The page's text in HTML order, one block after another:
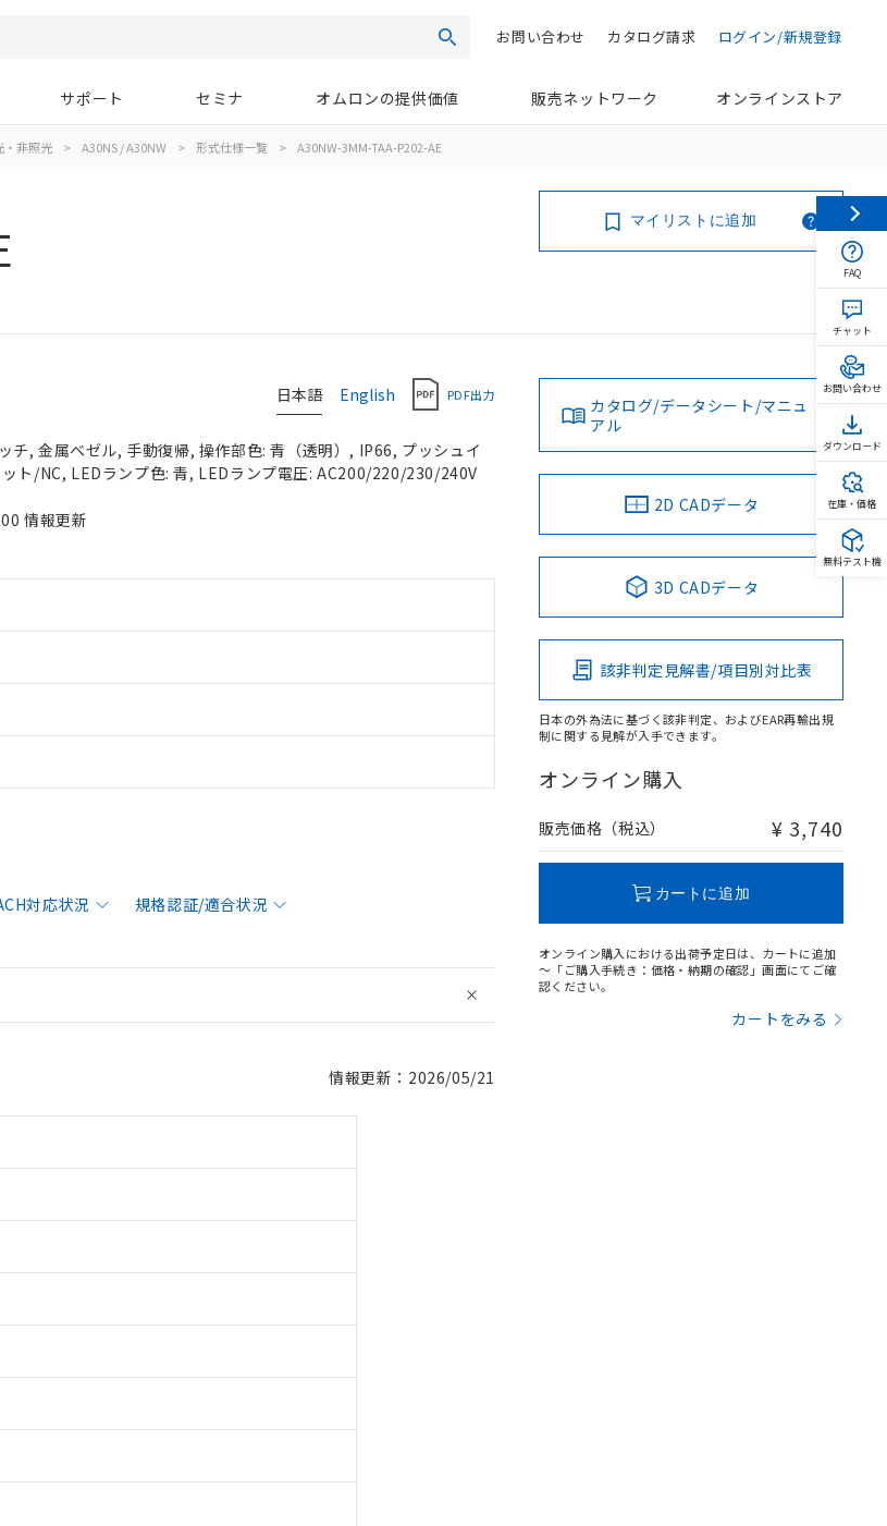
検索 ログイン/新規登録
カタログ請求
お問い合わせ
サポート セミナ オムロンの提供価値 販売ネットワーク オンラインストア
非照光 > A30NS / A30NW > 形式仕様一覧 > A30NW-3MM-TAA-P202-AE
マイリストに追加
日本語 English PDF出力
, 金属ベゼル, 手動復帰, 操作部色: 青（透明）, IP66, プッシュイ
ト/NC, LEDランプ色: 青, LEDランプ電圧: AC200/220/230/240V
情報更新
対応状況 規格認証/適合状況
情報更新：2026/05/21
カタログ/データシート/マニュ
アル
2D CADデータ
3D CADデータ
該非判定見解書/項目別対比表
日本の外為法に基づく該非判定、およびEAR再輸出規
制に関する見解が入手できます。
オンライン購入
販売価格（税込） ¥ 3,740
カートに追加
オンライン購入における出荷予定日は、カートに追加
～「ご購入手続き：価格・納期の確認」画面にてご確
認ください。
カートをみる
FAQ
チャット
お問い合わせ
ダウンロード
在庫・価格
無料テスト機